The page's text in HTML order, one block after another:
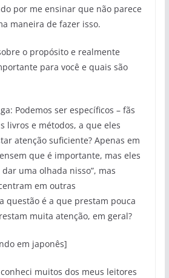
por me ensinar que não parece
maneira de fazer isso.
o propósito e realmente
para você e quais são
Podemos ser específicos – fãs
livros e métodos, a que eles
atenção suficiente? Apenas em
que é importante, mas eles
dar uma olhada nisso”, mas
em outras
questão é a que prestam pouca
muita atenção, em geral?
em japonês]
muitos dos meus leitores